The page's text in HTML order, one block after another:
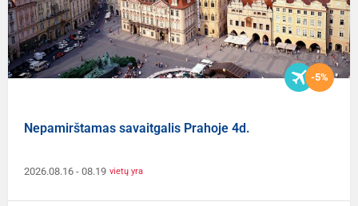
-5%
Nepamirštamas savaitgalis Prahoje 4d.
2026.08.16 - 08.19 vietų yra